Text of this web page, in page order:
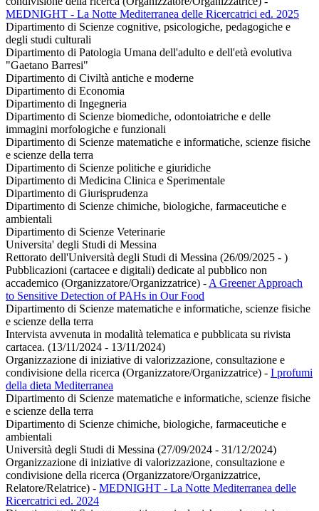
MEDNIGHT - La Notte Mediterranea delle Ricercatrici ed. 2025
Dipartimento di Scienze cognitive, psicologiche, pedagogiche e
degli studi culturali
Dipartimento di Patologia Umana dell'adulto e dell'età evolutiva
"Gaetano Barresi"
Dipartimento di Civiltà antiche e moderne
Dipartimento di Economia
Dipartimento di Ingegneria
Dipartimento di Scienze biomediche, odontoiatriche e delle
immagini morfologiche e funzionali
Dipartimento di Scienze matematiche e informatiche, scienze fisiche
e scienze della terra
Dipartimento di Scienze politiche e giuridiche
Dipartimento di Medicina Clinica e Sperimentale
Dipartimento di Giurisprudenza
Dipartimento di Scienze chimiche, biologiche, farmaceutiche e
ambientali
Dipartimento di Scienze Veterinarie
Universita' degli Studi di Messina
Rettorato dell'Università degli Studi di Messina (26/09/2025 - )
Pubblicazioni (cartacee e digitali) dedicate al pubblico non
accademico (Organizzatore/Organizzatrice) - A Greener Approach
to Sensitive Detection of PAHs in Our Food
Dipartimento di Scienze matematiche e informatiche, scienze fisiche
e scienze della terra
Intervista avvenuta in modalità telematica e pubblicata su rivista
cartacea. (13/11/2024 - 13/11/2024)
Organizzazione di iniziative di valorizzazione, consultazione e
condivisione della ricerca (Organizzatore/Organizzatrice) - I profumi
della dieta Mediterranea
Dipartimento di Scienze matematiche e informatiche, scienze fisiche
e scienze della terra
Dipartimento di Scienze chimiche, biologiche, farmaceutiche e
ambientali
Università degli Studi di Messina (27/09/2024 - 31/12/2024)
Organizzazione di iniziative di valorizzazione, consultazione e
condivisione della ricerca (Organizzatore/Organizzatrice,
Relatore/Relatrice) - MEDNIGHT - La Notte Mediterranea delle
Ricercatrici ed. 2024